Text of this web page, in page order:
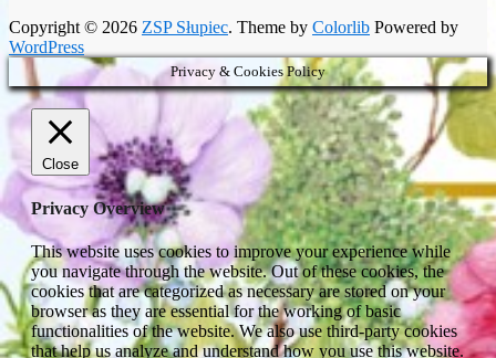
Copyright © 2026 ZSP Słupiec. Theme by Colorlib Powered by
WordPress
Privacy & Cookies Policy
Close
Privacy Overview
This website uses cookies to improve your experience while
you navigate through the website. Out of these cookies, the
cookies that are categorized as necessary are stored on your
browser as they are essential for the working of basic
functionalities of the website. We also use third-party cookies
that help us analyze and understand how you use this website.